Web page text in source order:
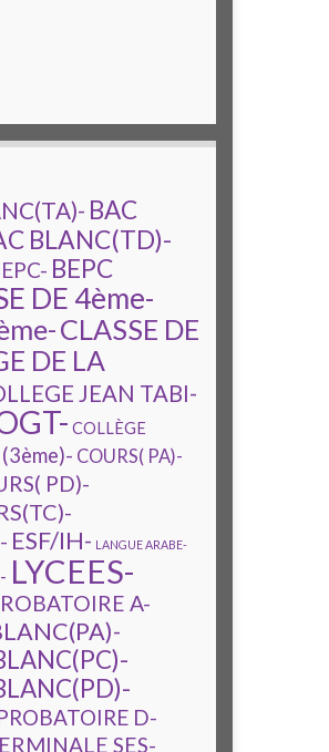
BAC
BLANC(TD)-
BEPC
DE 4ème-
CLASSE DE
DE LA
JEAN TABI-
COLLÈGE
COURS( PA)-
PD)-
ESF/IH- LANGUE ARABE-
LYCEES-
A-
D-
SES-